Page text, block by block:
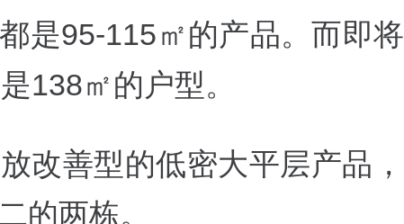
是95-115㎡的产品。而即将
138㎡的户型。
改善型的低密大平层产品，
的两栋。